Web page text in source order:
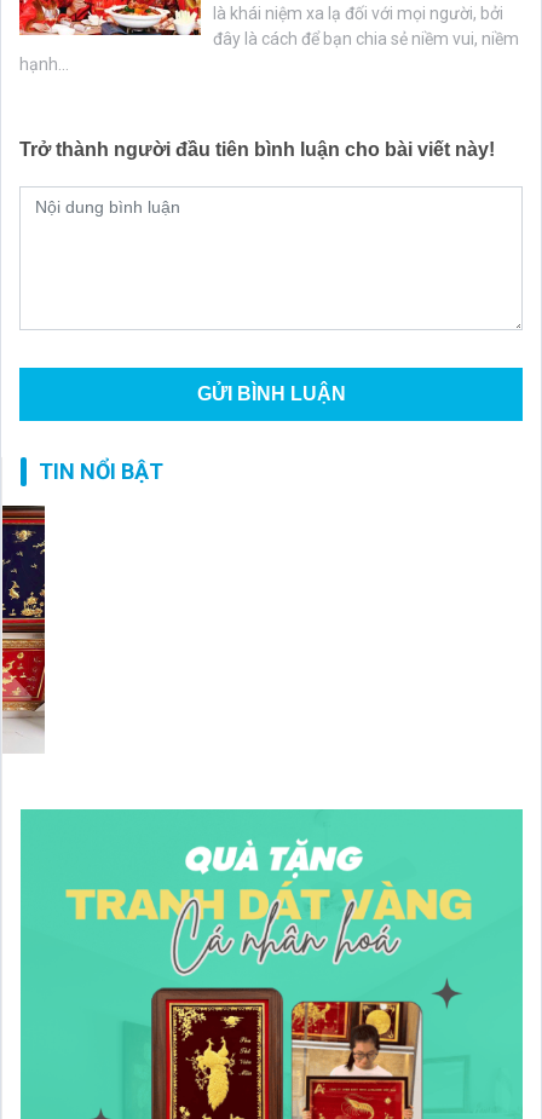
là khái niệm xa lạ đối với mọi người, bởi
đây là cách để bạn chia sẻ niềm vui, niềm
hạnh...
Trở thành người đầu tiên bình luận cho bài viết này!
TIN NỔI BẬT